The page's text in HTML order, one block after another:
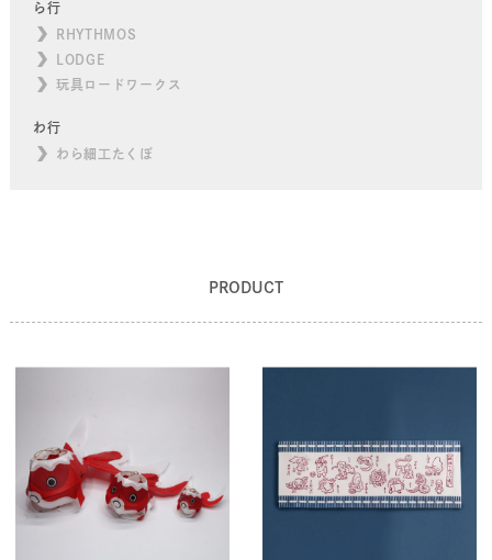
ら行
RHYTHMOS
LODGE
玩具ロードワークス
わ行
わら細工たくぼ
PRODUCT